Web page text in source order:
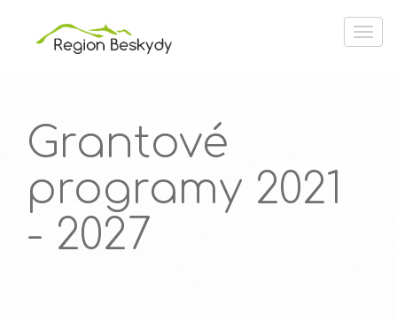
Grantové
programy 2021
- 2027